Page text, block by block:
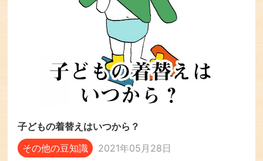
子どもの着替えはいつから？
その他の豆知識
2021年05月28日